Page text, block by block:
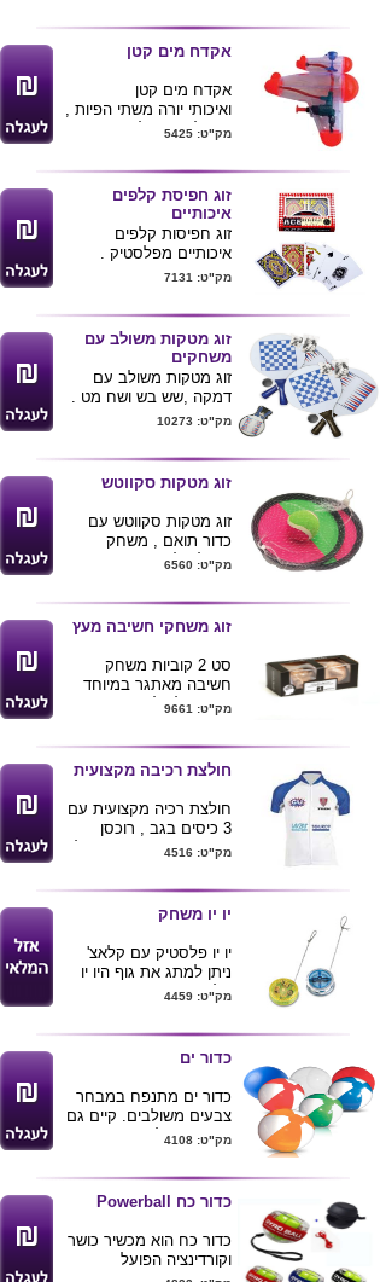
אקדח מים קטן
אקדח מים קטן
ואיכותי יורה משתי הפיות ,
ניתן להדפיס לוגו ע"ג
מק"ט: 5425
זוג חפיסת קלפים
איכותיים
זוג חפיסות קלפים
איכותיים מפלסטיק .
מק"ט: 7131
זוג מטקות משולב עם
משחקים
זוג מטקות משולב עם
דמקה ,שש בש ושח מט .
בתיק נשיאה .
ניתן להדפיס לוגו ע"ג
המוצרים .
מק"ט: 10273
זוג מטקות סקווטש
זוג מטקות סקווטש עם
כדור תואם , משחק
מושלם לפארקים וחופי ים
ניתן להדפיס לוגו בצד השני
של המטקה .
מק"ט: 6560
זוג משחקי חשיבה מעץ
סט 2 קוביות משחק
חשיבה מאתגר במיוחד
מגיע במארז הניתן למיתוג
מק"ט: 9661
חולצת רכיבה מקצועית
חולצת רכיה מקצועית עם
3 כיסים בגב , רוכסן
בחזית . מגיע במגוון שילובי
החולצה .
מק"ט: 4516
יו יו משחק
יו יו פלסטיק עם קלאצ'
ניתן למתג את גוף היו יו
בלוגו חברה
מק"ט: 4459
כדור ים
כדור ים מתנפח במבחר
צבעים משולבים. קיים גם
בצבעים חלקים
ניתן להדפיס לוגו ע"ג
המוצר .
מק"ט: 4108
כדור כח Powerball
כדור כח הוא מכשיר כושר
וקורדינציה הפועל